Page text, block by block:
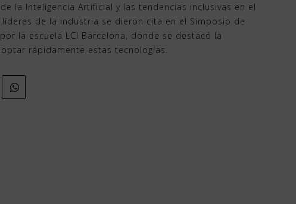
la Inteligencia Artificial y las tendencias inclusivas en el
de la industria se dieron cita en el Simposio de
la escuela LCI Barcelona, donde se destacó la
rápidamente estas tecnologías.